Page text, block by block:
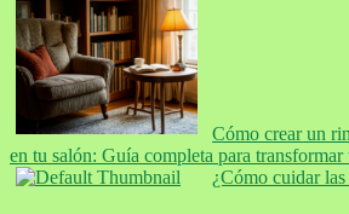
Cómo crear un
en tu salón: Guía completa para transformar
¿Cómo cuidar